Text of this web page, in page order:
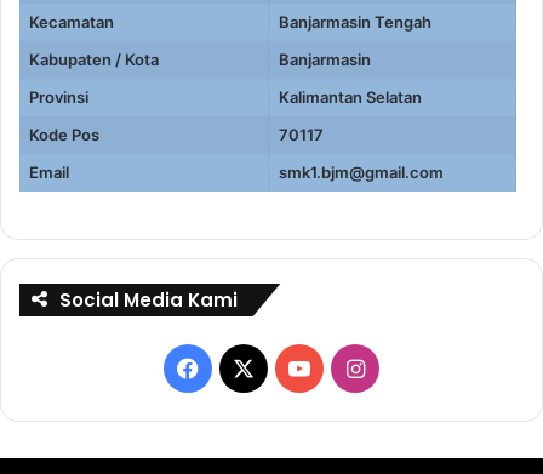
Kecamatan
Banjarmasin Tengah
Kabupaten / Kota
Banjarmasin
Provinsi
Kalimantan Selatan
Kode Pos
70117
Email
smk1.bjm@gmail.com
Social Media Kami
Facebook
X YouTubeInstagram